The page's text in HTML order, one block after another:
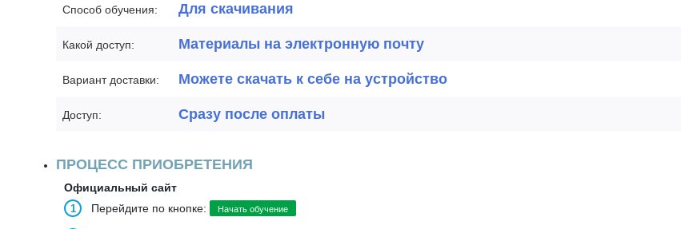
Способ обучения: Для скачивания
Какой доступ: Материалы на электронную почту
Вариант доставки: Можете скачать к себе на устройство
Доступ: Сразу после оплаты
ПРОЦЕСС ПРИОБРЕТЕНИЯ
Официальный сайт
Перейдите по кнопке:
Начать обучение